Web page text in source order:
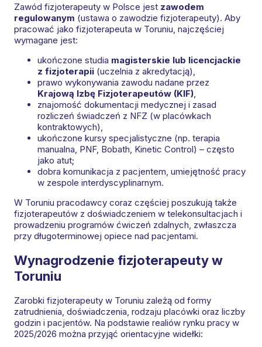
Zawód fizjoterapeuty w Polsce jest zawodem
regulowanym (ustawa o zawodzie fizjoterapeuty). Aby
pracować jako fizjoterapeuta w Toruniu, najczęściej
wymagane jest:
ukończone studia magisterskie lub licencjackie
z fizjoterapii (uczelnia z akredytacją),
prawo wykonywania zawodu nadane przez
Krajową Izbę Fizjoterapeutów (KIF)
znajomość dokumentacji medycznej i zasad
rozliczeń świadczeń z NFZ (w placówkach
kontraktowych),
ukończone kursy specjalistyczne (np. terapia
manualna, PNF, Bobath, Kinetic Control) – często
jako atut;
dobra komunikacja z pacjentem, umiejętność pracy
w zespole interdyscyplinarnym.
W Toruniu pracodawcy coraz częściej poszukują także
fizjoterapeutów z doświadczeniem w telekonsultacjach i
prowadzeniu programów ćwiczeń zdalnych, zwłaszcza
przy długoterminowej opiece nad pacjentami.
Wynagrodzenie fizjoterapeuty w
Toruniu
Zarobki fizjoterapeuty w Toruniu zależą od formy
zatrudnienia, doświadczenia, rodzaju placówki oraz liczby
godzin i pacjentów. Na podstawie realiów rynku pracy w
2025/2026 można przyjąć orientacyjne widełki: